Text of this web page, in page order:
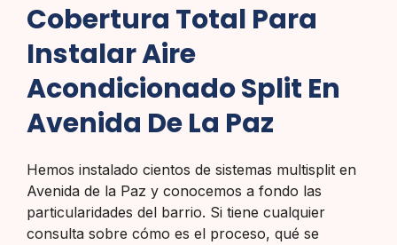
Cobertura Total Para
Instalar Aire
Acondicionado Split En
Avenida De La Paz
Hemos instalado cientos de sistemas multisplit en
Avenida de la Paz y conocemos a fondo las
particularidades del barrio. Si tiene cualquier
consulta sobre cómo es el proceso, qué se